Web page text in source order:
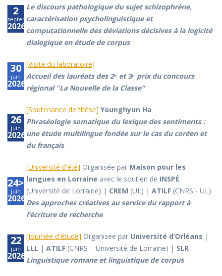
2
septembre
2026
Le discours pathologique du sujet schizophrène,
caractérisation psycholinguistique et
computationnelle des déviations décisives à la logicité
dialogique en étude de corpus
30
juin
2026
[Visite du laboratoire]
Accueil des lauréats des 2ᵉ et 3ᵉ prix du concours
régional "La Nouvelle de la Classe"
26
juin
2026
[Soutenance de thèse] Younghyun Ha
Phraséologie somatique du lexique des sentiments :
une étude multilingue fondée sur le cas du coréen et
du français
24>25
juin
2026
[Université d'été] Organisée par Maison pour les
langues en Lorraine avec le soutien de INSPÉ
(Université de Lorraine) | CREM (UL) | ATILF(CNRS - UL)
Des approches créatives au service du rapport à
l’écriture de recherche
22
juin
2026
[Journée d'étude] Organisée par Université d’Orléans |
LLL | ATILF(CNRS – Université de Lorraine) | SLR
Linguistique romane et linguistique de corpus